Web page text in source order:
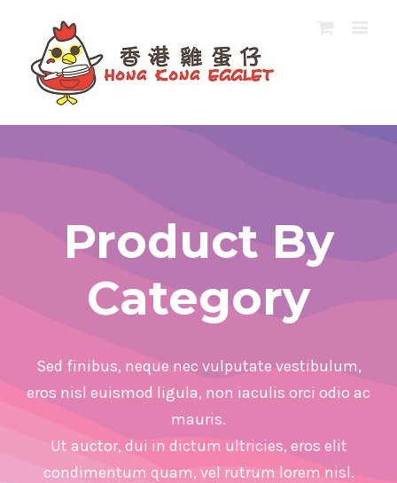
Product By
Category
Sed finibus, neque nec vulputate vestibulum,
eros nisl euismod ligula, non iaculis orci odio ac
mauris.
Ut auctor, dui in dictum ultricies, eros elit
condimentum quam, vel rutrum lorem nisl.